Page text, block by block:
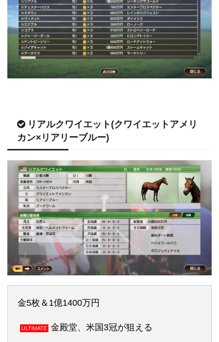
リアルクワイエット(クワイエットアメリ
カン×リアリーブルー)
金5枚＆1億1400万円
ULTIMATE 金殿堂、米国3冠が狙える